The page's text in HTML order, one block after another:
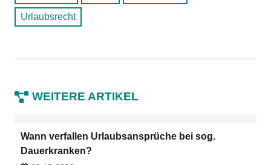
Urlaubsrecht
WEITERE ARTIKEL
Wann verfallen Urlaubsansprüche bei sog.
Dauerkranken?